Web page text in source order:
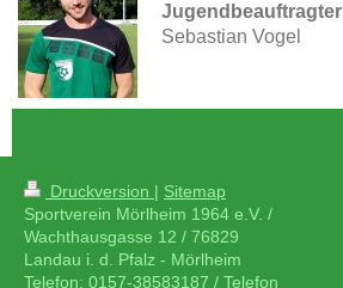
Jugendbeauftragter
Sebastian Vogel
Druckversion | Sitemap
Sportverein Mörlheim 1964 e.V. /
Wachthausgasse 12 / 76829
Landau i. d. Pfalz - Mörlheim
Telefon: 0157-38583187 / Telefon